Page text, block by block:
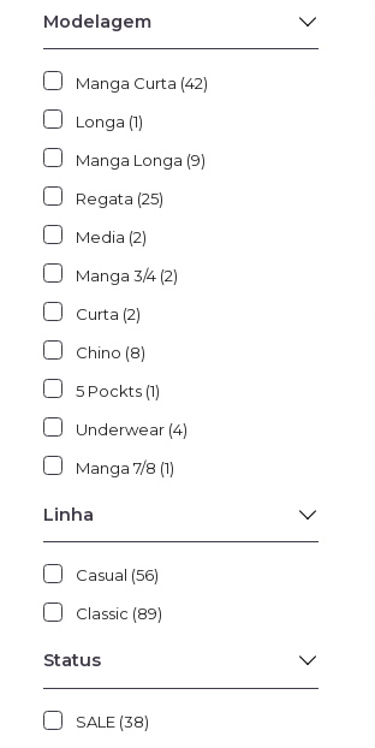
Modelagem
Manga Curta (42)
Longa (1)
Manga Longa (9)
Regata (25)
Media (2)
Manga 3/4 (2)
Curta (2)
Chino (8)
5 Pockts (1)
Underwear (4)
Manga 7/8 (1)
Linha
Casual (56)
Classic (89)
Status
SALE (38)